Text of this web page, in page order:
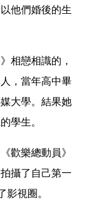
他們婚後的生
相戀相識的，
，當年高中畢
大學。結果她
學生。
歡樂總動員》
攝了自己第一
視圈。